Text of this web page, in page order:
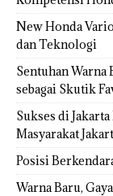
New Honda
dan Teknologi
Sentuhan Warna
sebagai Skutik
Sukses di
Masyarakat
Posisi
Warna Baru,